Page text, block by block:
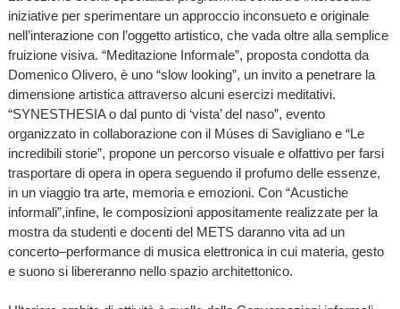
iniziative per sperimentare un approccio inconsueto e originale
nell’interazione con l’oggetto artistico, che vada oltre alla semplice
fruizione visiva. “Meditazione Informale”, proposta condotta da
Domenico Olivero, è uno “slow looking”, un invito a penetrare la
dimensione artistica attraverso alcuni esercizi meditativi.
“SYNESTHESIA o dal punto di ‘vista’ del naso”, evento
organizzato in collaborazione con il Múses di Savigliano e “Le
incredibili storie”, propone un percorso visuale e olfattivo per farsi
trasportare di opera in opera seguendo il profumo delle essenze,
in un viaggio tra arte, memoria e emozioni. Con “Acustiche
informali”,infine, le composizioni appositamente realizzate per la
mostra da studenti e docenti del METS daranno vita ad un
concerto–performance di musica elettronica in cui materia, gesto
e suono si libereranno nello spazio architettonico.